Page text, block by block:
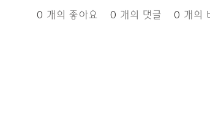
0 개의 좋아요 0 개의 댓글 0 개의